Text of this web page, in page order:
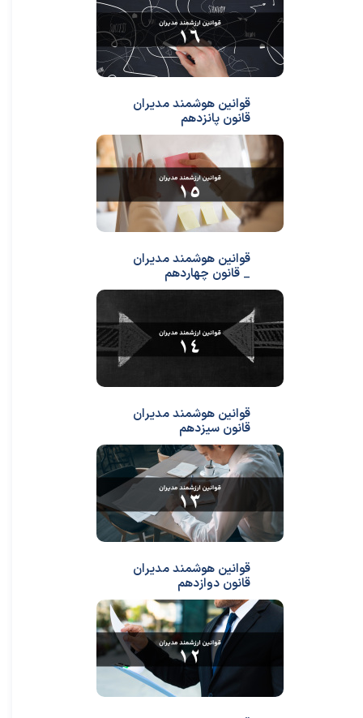
قوانین هوشمند مدیران
قانون پانزدهم
قوانین هوشمند مدیران
_ قانون چهاردهم
قوانین هوشمند مدیران
قانون سیزدهم
قوانین هوشمند مدیران
قانون دوازدهم